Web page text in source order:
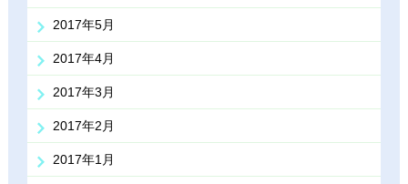
2017年5月
2017年4月
2017年3月
2017年2月
2017年1月